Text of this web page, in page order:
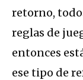
retorno,
reglas de
entonces
ese tipo de